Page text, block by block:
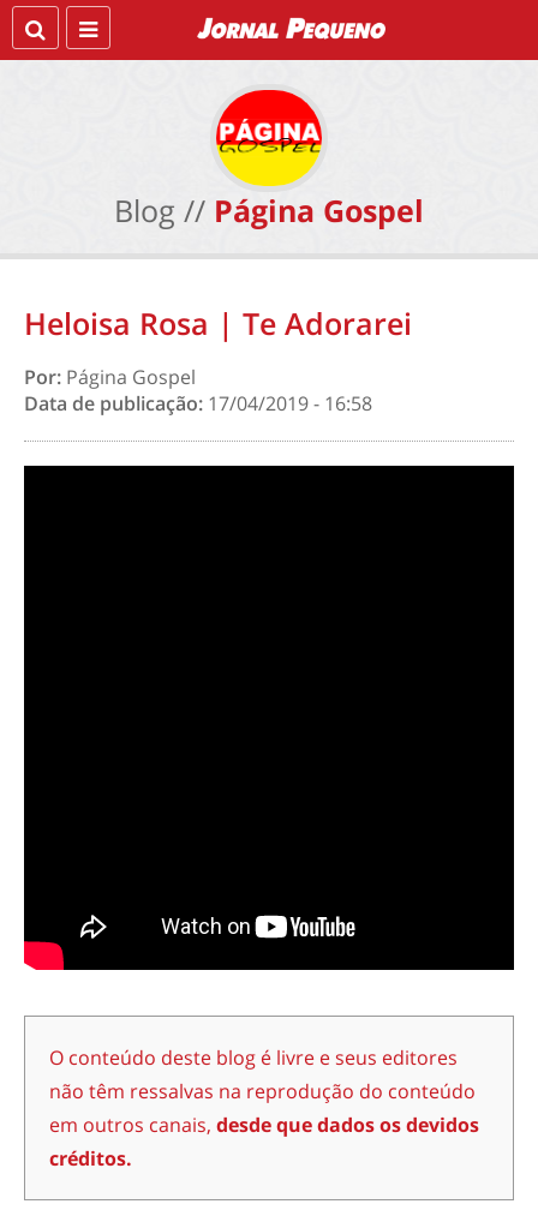
Blog // Página Gospel
Heloisa Rosa | Te Adorarei
Por: Página Gospel
Data de publicação: 17/04/2019 - 16:58
O conteúdo deste blog é livre e seus editores
não têm ressalvas na reprodução do conteúdo
em outros canais, desde que dados os devidos
créditos.